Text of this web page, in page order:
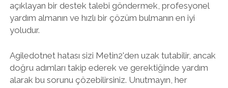
açıklayan bir destek talebi göndermek, profesyonel
yardım almanın ve hızlı bir çözüm bulmanın en iyi
yoludur.
Agiledotnet hatası sizi Metin2'den uzak tutabilir, ancak
doğru adımları takip ederek ve gerektiğinde yardım
alarak bu sorunu çözebilirsiniz. Unutmayın, her